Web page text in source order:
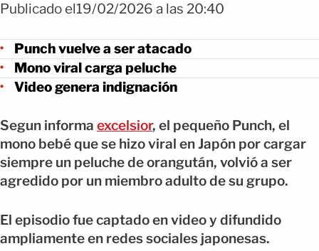
Publicado el19/02/2026 a las 20:40
Punch vuelve a ser atacado
Mono viral carga peluche
Video genera indignación
Segun informa excelsior, el pequeño Punch, el
mono bebé que se hizo viral en Japón por cargar
siempre un peluche de orangután, volvió a ser
agredido por un miembro adulto de su grupo.
El episodio fue captado en video y difundido
ampliamente en redes sociales japonesas.